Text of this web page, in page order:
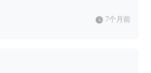
7个月前